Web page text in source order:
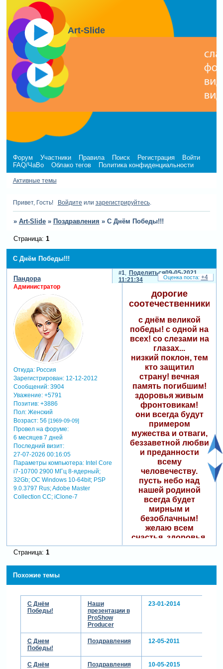
Art-Slide
Форум Участники Правила Поиск Регистрация
Войти
FAQ/ЧаВо
Облако тегов Политика конфиденциальности
Активные темы
Привет, Гость! Войдите или зарегистрируйтесь.
» Art-Slide » Поздравления » С Днём Победы!!!
С Днём Победы!!!
Страница: 1
Поделиться
1
09-05-2021
11:21:34
Пандора
Администратор
Откуда:Россия
Зарегистрирован: 12-12-2012
Сообщений:3904
Уважение: +5791
Позитив: +3886
Пол:Женский
Возраст:56 [1969-09-09]
Провел на форуме:
6 месяцев 7 дней
Последний визит:
27-07-2026 00:16:05
Параметры компьютера:Intel Core
i7-10700 2900 МГц 8-ядерный;
32Gb; ОС Windows 10-64bit; PSP
9.0.3797 Rus; Adobe Master
Collection СС; iClone-7
дорогие
соотечественники!
с днём великой
победы! с одной на
всех! со слезами на
глазах...
низкий поклон, тем
кто защитил
страну! вечная
память погибшим!
здоровья живым
фронтовикам!
они всегда будут
примером
мужества и отваги,
беззаветной любви
и преданности
всему
человечеству.
пусть небо над
нашей родиной
всегда будет
мирным и
безоблачным!
желаю всем
счастья, здоровья,
благополучия и
+4
Страница: 1
Похожие темы
С Днём
Победы!
Наши
презентации в
ProShow
Producer
23-01-2014
С Днем
Победы!
Поздравления 12-05-2011
С Днём
Поздравления 10-05-2015